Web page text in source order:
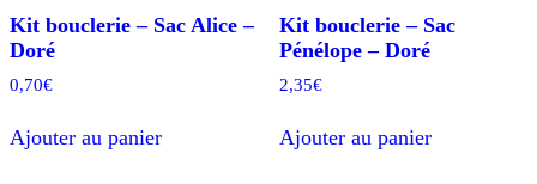
Kit bouclerie – Sac Alice –
Doré
0,70€
Ajouter au panier
Kit bouclerie – Sac
Pénélope – Doré
2,35€
Ajouter au panier